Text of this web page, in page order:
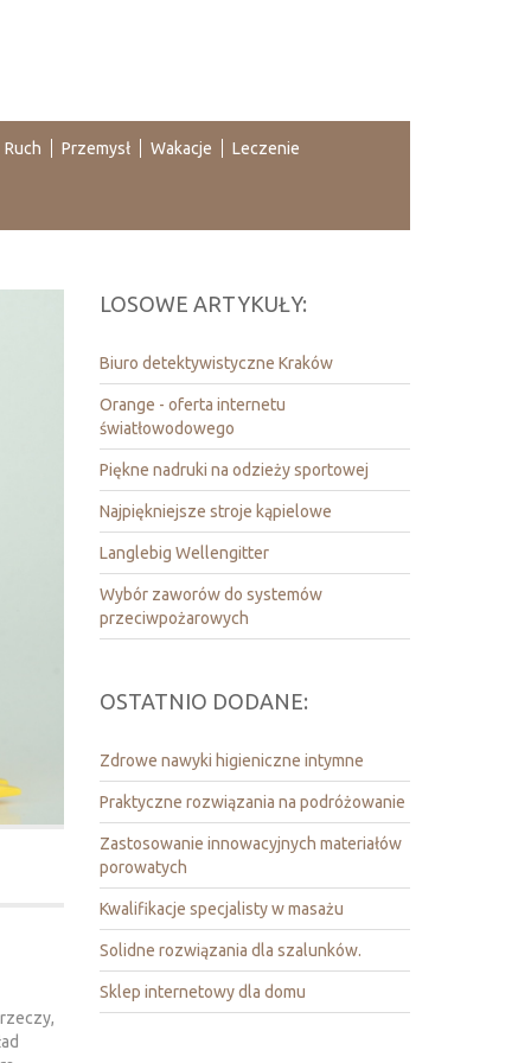
Ruch Przemysł Wakacje Leczenie
LOSOWE ARTYKUŁY:
Biuro detektywistyczne Kraków
Orange - oferta internetu
światłowodowego
Piękne nadruki na odzieży sportowej
Najpiękniejsze stroje kąpielowe
Langlebig Wellengitter
Wybór zaworów do systemów
przeciwpożarowych
OSTATNIO DODANE:
Zdrowe nawyki higieniczne intymne
Praktyczne rozwiązania na podróżowanie
Zastosowanie innowacyjnych materiałów
porowatych
Kwalifikacje specjalisty w masażu
Solidne rozwiązania dla szalunków.
Sklep internetowy dla domu